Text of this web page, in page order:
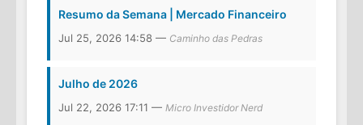
Resumo da Semana | Mercado Financeiro
Jul 25, 2026 14:58 — Caminho das Pedras
Julho de 2026
Jul 22, 2026 17:11 — Micro Investidor Nerd